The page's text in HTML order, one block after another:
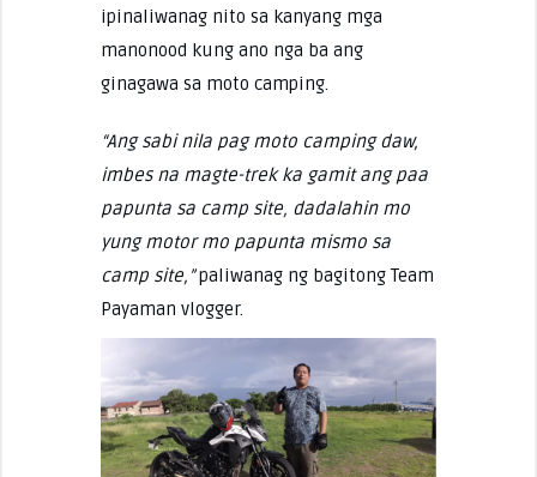
ipinaliwanag nito sa kanyang mga
manonood kung ano nga ba ang
ginagawa sa moto camping.
“Ang sabi nila pag moto camping daw,
imbes na magte-trek ka gamit ang paa
papunta sa camp site, dadalahin mo
yung motor mo papunta mismo sa
camp site,”paliwanag ng bagitong Team
Payaman vlogger.